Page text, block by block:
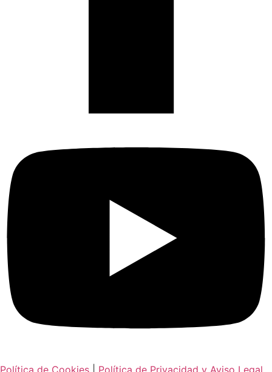
Política de Cookies
Política de Privacidad y Aviso Legal